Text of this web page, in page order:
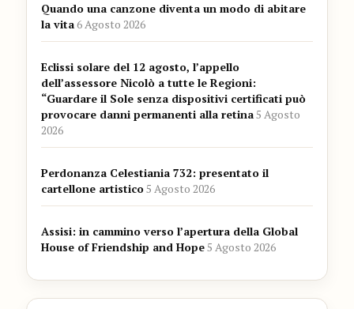
Quando una canzone diventa un modo di abitare
la vita6 Agosto 2026
Eclissi solare del 12 agosto, l’appello
dell’assessore Nicolò a tutte le Regioni:
“Guardare il Sole senza dispositivi certificati può
provocare danni permanenti alla retina5 Agosto
2026
Perdonanza Celestiania 732: presentato il
cartellone artistico5 Agosto 2026
Assisi: in cammino verso l’apertura della Global
House of Friendship and Hope5 Agosto 2026